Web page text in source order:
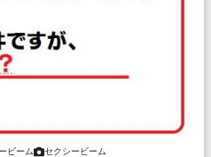
ビーム セクシービーム